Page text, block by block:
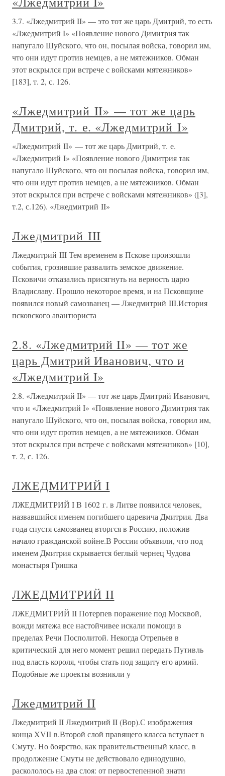
3.7. «Лжедмитрий II» — это тот же царь Дмитрий, то есть
«Лжедмитрий I» «Появление нового Димитрия так
напугало Шуйского, что он, посылая войска, говорил им,
что они идут против немцев, а не мятежников. Обман
этот вскрылся при встрече с войсками мятежников»
[183], т. 2, с. 126.
«Лжедмитрий II» — тот же царь
Дмитрий, т. е. «Лжедмитрий I»
«Лжедмитрий II» — тот же царь Дмитрий, т. е.
«Лжедмитрий I» «Появление нового Димитрия так
напугало Шуйского, что он посылая войска, говорил им,
что они идут против немцев, а не мятежников. Обман
этот вскрылся при встрече с войсками мятежников» ([3],
т.2, с.126). «Лжедмитрий II»
Лжедмитрий III
Лжедмитрий III Тем временем в Пскове произошли
события, грозившие развалить земское движение.
Псковичи отказались присягнуть на верность царю
Владиславу. Прошло некоторое время, и на Псковщине
появился новый самозванец — Лжедмитрий III.История
псковского авантюриста
2.8. «Лжедмитрий II» — тот же
царь Дмитрий Иванович, что и
«Лжедмитрий I»
2.8. «Лжедмитрий II» — тот же царь Дмитрий Иванович,
что и «Лжедмитрий I» «Появление нового Димитрия так
напугало Шуйского, что он, посылая войска, говорил им,
что они идут против немцев, а не мятежников. Обман
этот вскрылся при встрече с войсками мятежников» [10],
т. 2, с. 126.
ЛЖЕДМИТРИЙ I
ЛЖЕДМИТРИЙ I В 1602 г. в Литве появился человек,
назвавшийся именем погибшего царевича Дмитрия. Два
года спустя самозванец вторгся в Россию, положив
начало гражданской войне.В России объявили, что под
именем Дмитрия скрывается беглый чернец Чудова
монастыря Гришка
ЛЖЕДМИТРИЙ II
ЛЖЕДМИТРИЙ II Потерпев поражение под Москвой,
вожди мятежа все настойчивее искали помощи в
пределах Речи Посполитой. Некогда Отрепьев в
критический для него момент решил передать Путивль
под власть короля, чтобы стать под защиту его армий.
Подобные же проекты возникли у
Лжедмитрий II
Лжедмитрий II Лжедмитрий II (Вор).С изображения
конца XVII в.Второй слой правящего класса вступает в
Смуту. Но боярство, как правительственный класс, в
продолжение Смуты не действовало единодушно,
раскололось на два слоя: от первостепенной знати